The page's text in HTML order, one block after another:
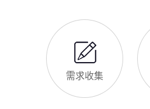
需求收集